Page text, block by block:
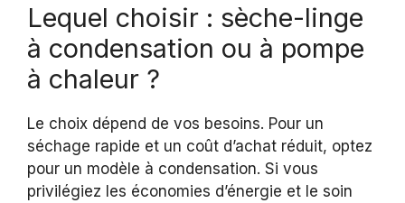
Lequel choisir : sèche-linge
à condensation ou à pompe
à chaleur ?
Le choix dépend de vos besoins. Pour un
séchage rapide et un coût d’achat réduit, optez
pour un modèle à condensation. Si vous
privilégiez les économies d’énergie et le soin